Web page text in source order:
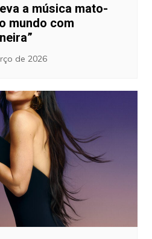
a música mato-
mundo com
de 2026